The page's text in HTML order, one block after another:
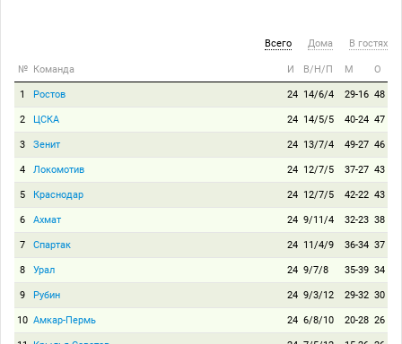
Всего Дома В гостях
№ Команда И В/Н/П М О
1 Ростов 24 14/6/4 29-16 48
2 ЦСКА 24 14/5/5 40-24 47
3 Зенит 24 13/7/4 49-27 46
4 Локомотив 24 12/7/5 37-27 43
5 Краснодар 24 12/7/5 42-22 43
6 Ахмат 24 9/11/4 32-23 38
7 Спартак 24 11/4/9 36-34 37
8 Урал 24 9/7/8 35-39 34
9 Рубин 24 9/3/12 29-32 30
10 Амкар-Пермь 24 6/8/10 20-28 26